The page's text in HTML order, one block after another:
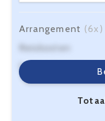
Arrangement (6x)
Reiskosten
Servicekosten